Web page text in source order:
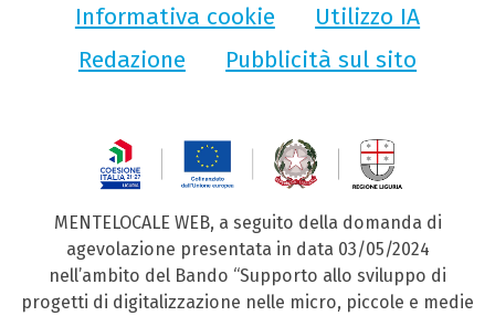
Informativa cookie
Utilizzo IA
Redazione
Pubblicità sul sito
MENTELOCALE WEB, a seguito della domanda di
agevolazione presentata in data 03/05/2024
nell’ambito del Bando “Supporto allo sviluppo di
progetti di digitalizzazione nelle micro, piccole e medie